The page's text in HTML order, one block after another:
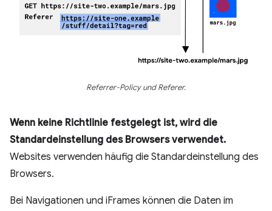
Referrer-Policy und Referer.
Wenn keine Richtlinie festgelegt ist, wird die
Standardeinstellung des Browsers verwendet.
Websites verwenden häufig die Standardeinstellung des
Browsers.
Bei Navigationen und iFrames können die Daten im